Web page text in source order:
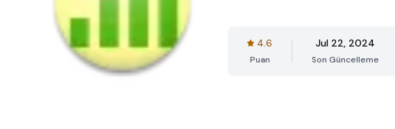
4.6
Puan
Jul 22, 2024
Son Güncelleme